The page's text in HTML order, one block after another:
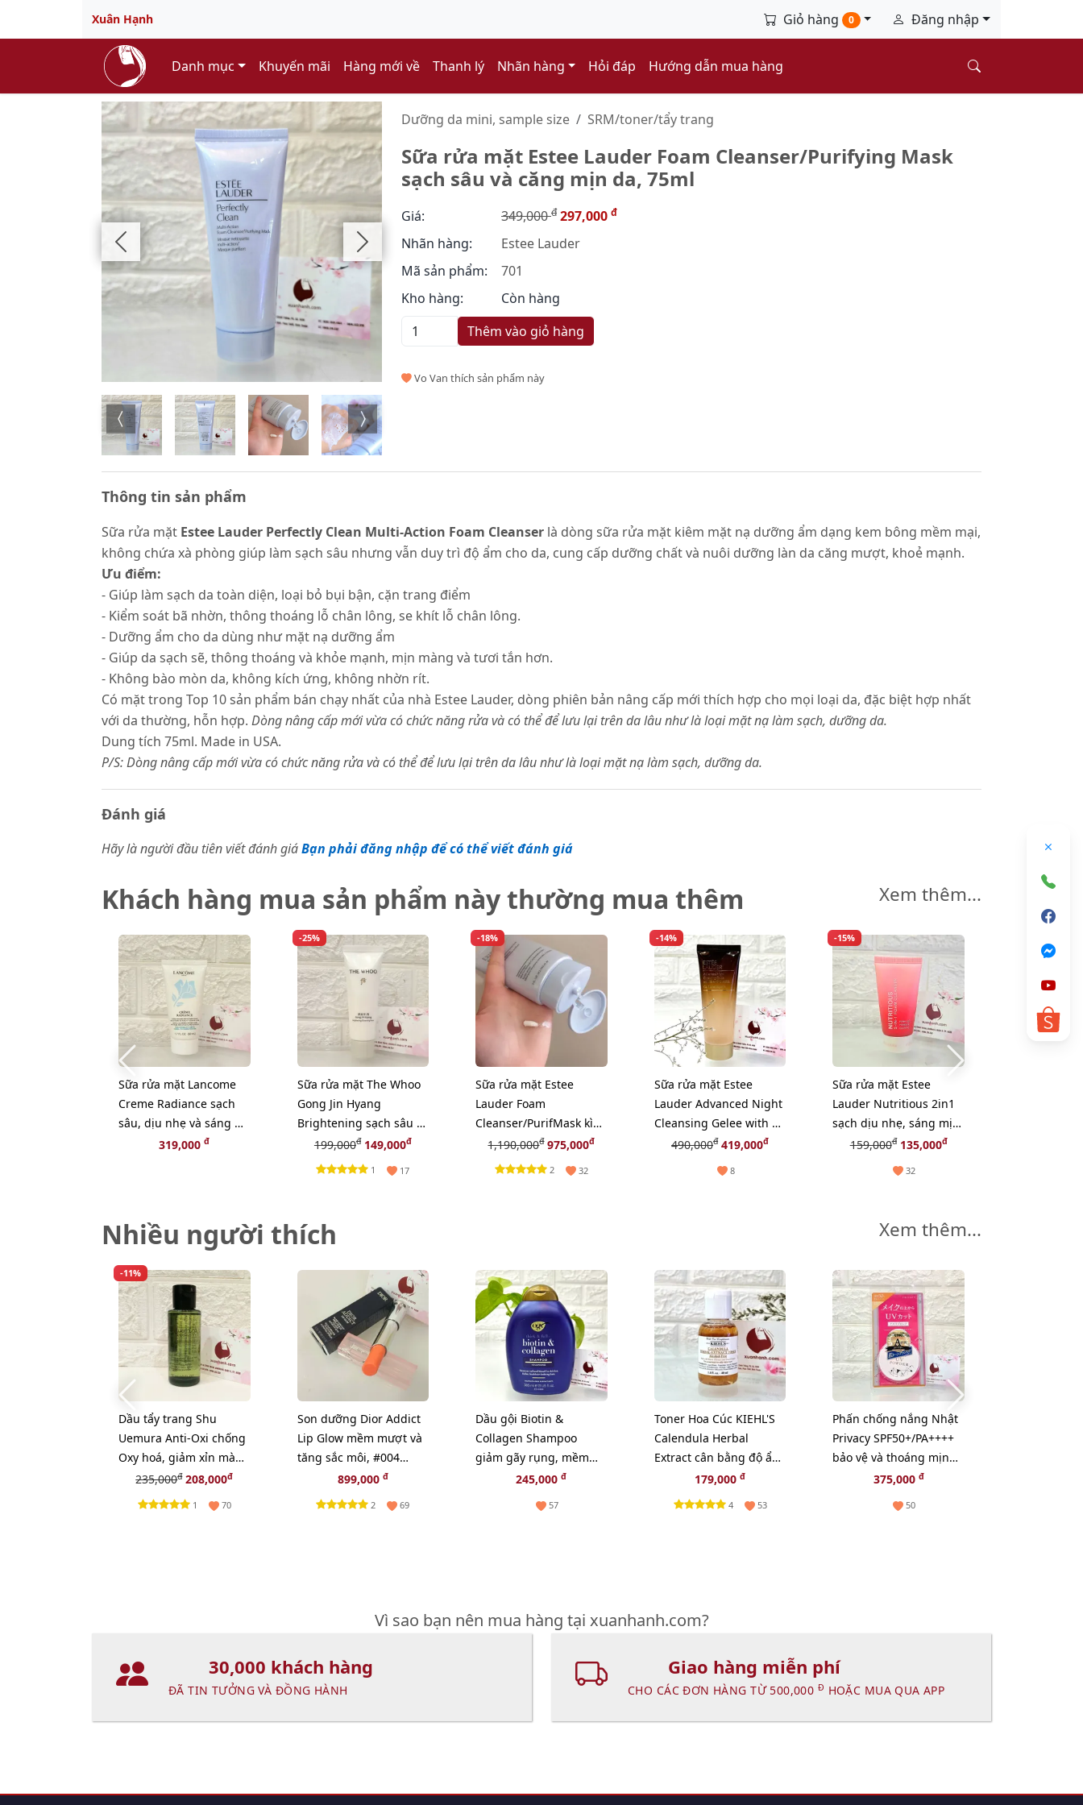
Xuân Hạnh Giỏ hàng 0 Đăng nhập
Danh mục Khuyến mãi Hàng mới về Thanh lý Nhãn hàng Hỏi đáp Hướng dẫn mua hàng
Dưỡng da mini, sample size SRM/toner/tẩy trang
Sữa rửa mặt Estee Lauder Foam Cleanser/Purifying Mask
sạch sâu và căng mịn da, 75ml
Giá: 349,000đ 297,000 đ
Nhãn hàng:
Estee Lauder
Mã sản phẩm:
701
Kho hàng:
Còn hàng
Thêm vào giỏ hàng
Vo Van thích sản phẩm này
Thông tin sản phẩm
Sữa rửa mặt Estee Lauder Perfectly Clean Multi-Action Foam Cleanser là dòng sữa rửa mặt kiêm mặt nạ dưỡng ẩm dạng kem bông mềm mại,
không chứa xà phòng giúp làm sạch sâu nhưng vẫn duy trì độ ẩm cho da, cung cấp dưỡng chất và nuôi dưỡng làn da căng mượt, khoẻ mạnh.
Ưu điểm:
- Giúp làm sạch da toàn diện, loại bỏ bụi bận, cặn trang điểm
- Kiểm soát bã nhờn, thông thoáng lỗ chân lông, se khít lỗ chân lông.
- Dưỡng ẩm cho da dùng như mặt nạ dưỡng ẩm
- Giúp da sạch sẽ, thông thoáng và khỏe mạnh, mịn màng và tươi tắn hơn.
- Không bào mòn da, không kích ứng, không nhờn rít.
Có mặt trong Top 10 sản phẩm bán chạy nhất của nhà Estee Lauder, dòng phiên bản nâng cấp mới thích hợp cho mọi loại da, đặc biệt hợp nhất
với da thường, hỗn hợp. Dòng nâng cấp mới vừa có chức năng rửa và có thể để lưu lại trên da lâu như là loại mặt nạ làm sạch, dưỡng da.
Dung tích 75ml. Made in USA.
P/S: Dòng nâng cấp mới vừa có chức năng rửa và có thể để lưu lại trên da lâu như là loại mặt nạ làm sạch, dưỡng da.
Đánh giá
Hãy là người đầu tiên viết đánh giáBạn phải đăng nhập để có thể viết đánh giá
Khách hàng mua sản phẩm này thường mua thêm Xem thêm...
Sữa rửa mặt Lancome
Creme Radiance sạch
sâu, dịu nhẹ và sáng da
- 50ml (NEW)
319,000đ
-25%
Sữa rửa mặt The Whoo
Gong Jin Hyang
Brightening sạch sâu và
tươi sáng da, 40ml
199,000đ149,000đ
1 17
-18%
Sữa rửa mặt Estee
Lauder Foam
Cleanser/PurifMask kìm
dầu, ráo mịn, 150ml
1,190,000đ975,000đ
2 32
-14%
Sữa rửa mặt Estee
Lauder Advanced Night
Cleansing Gelee with 15
Amino Acids, 75ml
490,000đ 419,000đ
8
-15%
Sữa rửa mặt Estee
Lauder Nutritious 2in1
sạch dịu nhẹ, sáng mịn
da, 30ml
159,000đ135,000đ
32
Nhiều người thích Xem thêm...
-11%
Dầu tẩy trang Shu
Uemura Anti-Oxi chống
Oxy hoá, giảm xỉn màu
da - 50ml
235,000đ208,000đ
1 70
Son dưỡng Dior Addict
Lip Glow mềm mượt và
tăng sắc môi, #004
Coral - cam tự nhiên
(New)
899,000 đ
2 69
Dầu gội Biotin &
Collagen Shampoo
giảm gãy rụng, mềm
mượt, bồng bềnh -
245,000đ
57
Toner Hoa Cúc KIEHL'S
Calendula Herbal
Extract cân bằng độ ẩm
và sạch sâu - 40ml
179,000đ
4 53
Phấn chống nắng Nhật
Privacy SPF50+/PA++++
bảo vệ và thoáng mịn
đẹp da (New)
375,000 đ
50
Vì sao bạn nên mua hàng tại xuanhanh.com?
30,000 khách hàng
ĐÃ TIN TƯỞNG VÀ ĐỒNG HÀNH
Giao hàng miễn phí
CHO CÁC ĐƠN HÀNG TỪ 500,000 Đ HOẶC MUA QUA APP